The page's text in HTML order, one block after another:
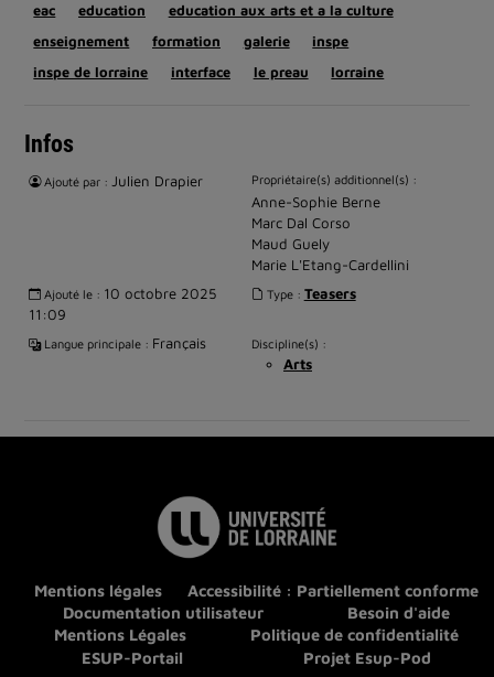
eac
education
education aux arts et a la culture
enseignement
formation galerie
inspe
inspe de lorraine
interface le preau lorraine
Infos
Ajouté par : Julien Drapier Propriétaire(s) additionnel(s) :
Anne-Sophie Berne
Marc Dal Corso
Maud Guely
Marie L'Etang-Cardellini
Ajouté le : 10 octobre 2025
11:09
Type : Teasers
Langue principale : Français Discipline(s) :
Arts
Mentions légales
Accessibilité : Partiellement conforme
Documentation utilisateur
Besoin d'aide
Mentions Légales
Politique de confidentialité
ESUP-Portail
Projet Esup-Pod